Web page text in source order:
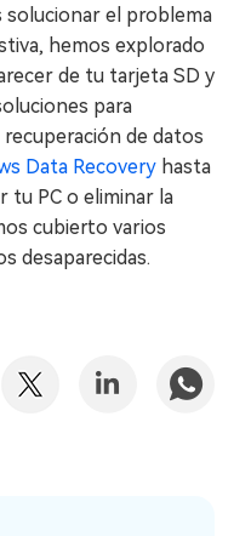
solucionar el problema
hemos explorado
de tu tarjeta SD y
para
de datos
Data Recovery hasta
tu PC o eliminar la
cubierto varios
desaparecidas.